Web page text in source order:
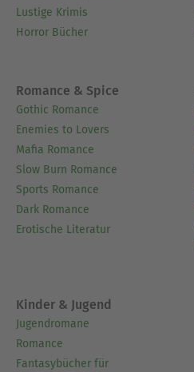
Lustige Krimis
Horror Bücher
Romance & Spice
Gothic Romance
Enemies to Lovers
Mafia Romance
Slow Burn Romance
Sports Romance
Dark Romance
Erotische Literatur
Kinder & Jugend
Jugendromane
Romance
Fantasybücher für